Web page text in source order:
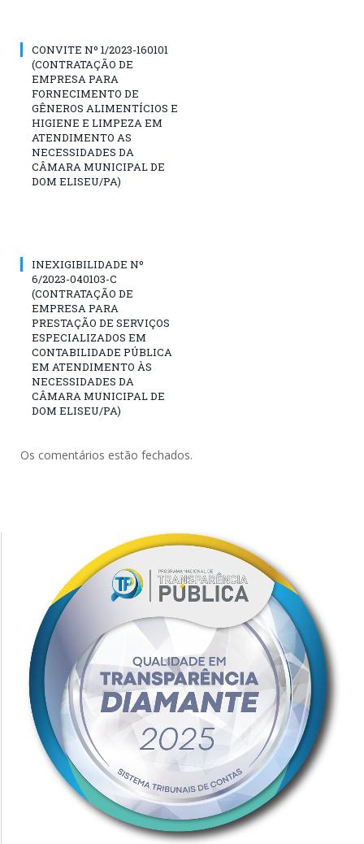
CONVITE Nº 1/2023-160101
(CONTRATAÇÃO DE
EMPRESA PARA
FORNECIMENTO DE
GÊNEROS ALIMENTÍCIOS E
HIGIENE E LIMPEZA EM
ATENDIMENTO AS
NECESSIDADES DA
CÂMARA MUNICIPAL DE
DOM ELISEU/PA)
INEXIGIBILIDADE Nº
6/2023-040103-C
(CONTRATAÇÃO DE
EMPRESA PARA
PRESTAÇÃO DE SERVIÇOS
ESPECIALIZADOS EM
CONTABILIDADE PÚBLICA
EM ATENDIMENTO ÀS
NECESSIDADES DA
CÂMARA MUNICIPAL DE
DOM ELISEU/PA)
Os comentários estão fechados.